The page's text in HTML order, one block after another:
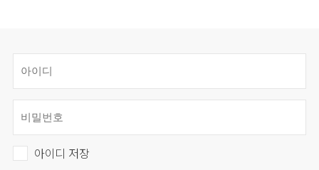
아이디 저장